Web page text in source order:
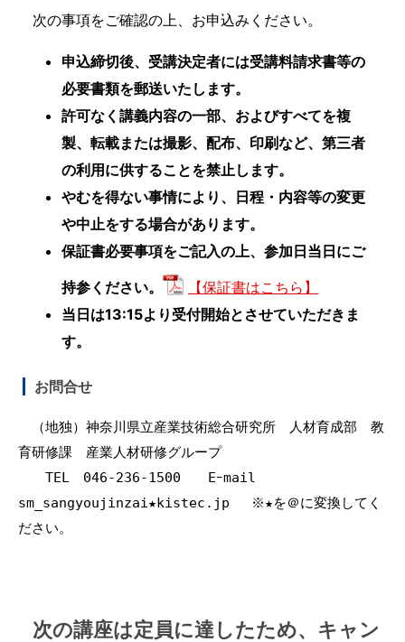
次の事項をご確認の上、お申込みください。
申込締切後、受講決定者には受講料請求書等の
必要書類を郵送いたします。
許可なく講義内容の一部、およびすべてを複
製、転載または撮影、配布、印刷など、第三者
の利用に供することを禁止します。
やむを得ない事情により、日程・内容等の変更
や中止をする場合があります。
保証書必要事項をご記入の上、参加日当日にご
持参ください。
【保証書はこちら】
当日は13:15より受付開始とさせていただきま
す。
お問合せ
（地独）神奈川県立産業技術総合研究所　人材育成部　教
育研修課　産業人材研修グループ
TEL　046-236-1500　　Eｰmail
sm_sangyoujinzai★kistec.jp 　※★を＠に変換してく
ださい。
次の講座は定員に達したため、キャン